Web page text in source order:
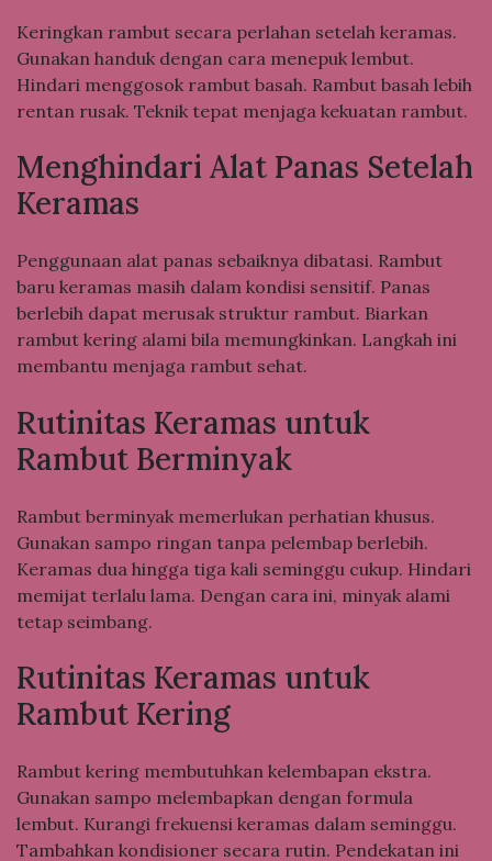
Keringkan rambut secara perlahan setelah keramas.
Gunakan handuk dengan cara menepuk lembut.
Hindari menggosok rambut basah. Rambut basah lebih
rentan rusak. Teknik tepat menjaga kekuatan rambut.
Menghindari Alat Panas Setelah
Keramas
Penggunaan alat panas sebaiknya dibatasi. Rambut
baru keramas masih dalam kondisi sensitif. Panas
berlebih dapat merusak struktur rambut. Biarkan
rambut kering alami bila memungkinkan. Langkah ini
membantu menjaga rambut sehat.
Rutinitas Keramas untuk
Rambut Berminyak
Rambut berminyak memerlukan perhatian khusus.
Gunakan sampo ringan tanpa pelembap berlebih.
Keramas dua hingga tiga kali seminggu cukup. Hindari
memijat terlalu lama. Dengan cara ini, minyak alami
tetap seimbang.
Rutinitas Keramas untuk
Rambut Kering
Rambut kering membutuhkan kelembapan ekstra.
Gunakan sampo melembapkan dengan formula
lembut. Kurangi frekuensi keramas dalam seminggu.
Tambahkan kondisioner secara rutin. Pendekatan ini